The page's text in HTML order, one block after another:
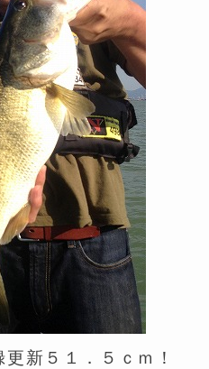
新５１．５ｃｍ！